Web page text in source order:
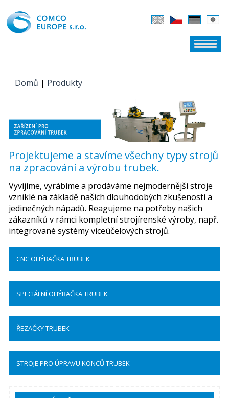
JSTE ZDE
Domů | Produkty
Projektujeme a stavíme všechny typy strojů
na zpracování a výrobu trubek.
Vyvíjíme, vyrábíme a prodáváme nejmodernější stroje
vzniklé na základě našich dlouhodobých zkušeností a
jedinečných nápadů. Reagujeme na potřeby našich
zákazníků v rámci kompletní strojírenské výroby, např.
integrované systémy víceúčelových strojů.
CNC OHÝBAČKA TRUBEK
SPECIÁLNÍ OHÝBAČKA TRUBEK
ŘEZAČKY TRUBEK
STROJE PRO ÚPRAVU KONCŮ TRUBEK